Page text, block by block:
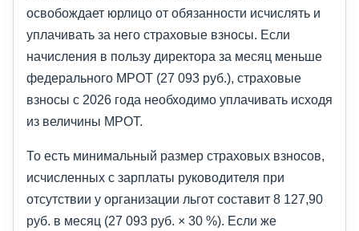
освобождает юрлицо от обязанности исчислять и
уплачивать за него страховые взносы. Если
начисления в пользу директора за месяц меньше
федерального МРОТ (27 093 руб.), страховые
взносы с 2026 года необходимо уплачивать исходя
из величины МРОТ.
То есть минимальный размер страховых взносов,
исчисленных с зарплаты руководителя при
отсутствии у организации льгот составит 8 127,90
руб. в месяц (27 093 руб. × 30 %). Если же